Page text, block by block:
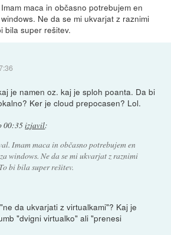
maca in občasno potrebujem en
Ne da se mi ukvarjat z raznimi
bila super rešitev.
je namen oz. kaj je sploh poanta. Da bi
Ker je cloud prepocasen? Lol.
00:35izjavil:
Imam maca in občasno potrebujem en
windows. Ne da se mi ukvarjat z raznimi
bi bila super rešitev.
da ukvarjati z virtualkami"? Kaj je
"dvigni virtualko" ali "prenesi